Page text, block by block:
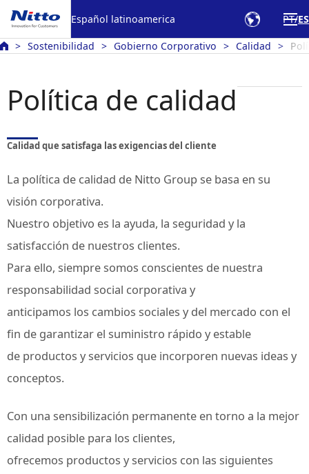
Español latinoamerica PT ES
Sostenibilidad Gobierno Corporativo Calidad
Política de calidad
Calidad que satisfaga las exigencias del cliente
La política de calidad de Nitto Group se basa en su
visión corporativa.
Nuestro objetivo es la ayuda, la seguridad y la
satisfacción de nuestros clientes.
Para ello, siempre somos conscientes de nuestra
responsabilidad social corporativa y
anticipamos los cambios sociales y del mercado con el
fin de garantizar el suministro rápido y estable
de productos y servicios que incorporen nuevas ideas y
conceptos.
Con una sensibilización permanente en torno a la mejor
calidad posible para los clientes,
ofrecemos productos y servicios con las siguientes